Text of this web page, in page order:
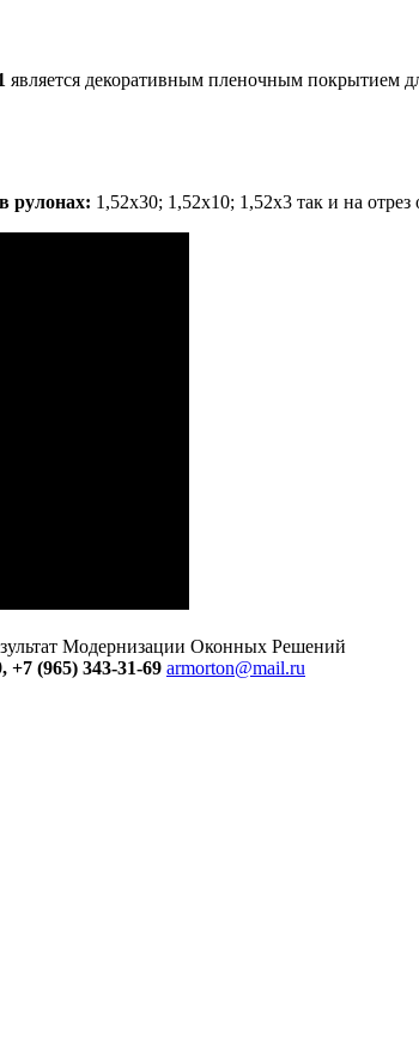
является декоративным пленочным покрытием
рулонах: 1,52х30; 1,52х10; 1,52x3 так и на отрез
Модернизации Оконных Решений
+7 (965) 343-31-69 armorton@mail.ru